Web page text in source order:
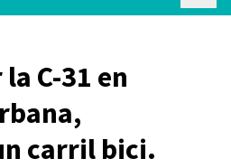
C-31 en
carril bici.